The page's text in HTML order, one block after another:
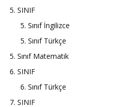
5. SINIF
5. Sınıf İngilizce
5. Sınıf Türkçe
5. Sınıf Matematik
6. SINIF
6. Sınıf Türkçe
7. SINIF